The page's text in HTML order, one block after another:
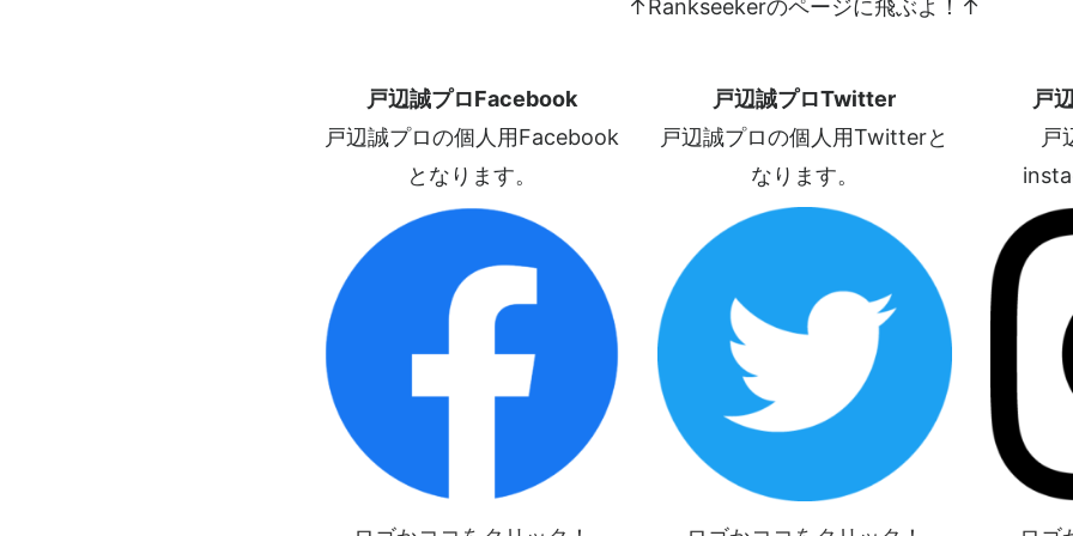
↑Rankseekerのページに飛ぶよ！↑
戸辺誠プロFacebook
戸辺誠プロの個人用Facebook
となります。
戸辺誠プロTwitter
戸辺誠プロの個人用Twitterと
なります。
戸
戸